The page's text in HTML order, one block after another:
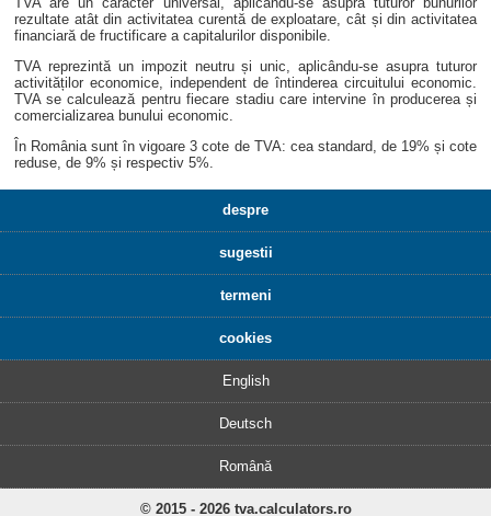
rezultate atât din activitatea curentă de exploatare, cât și din activitatea
financiară de fructificare a capitalurilor disponibile.
TVA reprezintă un impozit neutru și unic, aplicându-se asupra tuturor
activităților economice, independent de întinderea circuitului economic.
TVA se calculează pentru fiecare stadiu care intervine în producerea și
comercializarea bunului economic.
În România sunt în vigoare 3 cote de TVA: cea standard, de 19% și cote
reduse, de 9% și respectiv 5%.
despre
sugestii
termeni
cookies
English
Deutsch
Română
© 2015 - 2026 tva.calculators.ro